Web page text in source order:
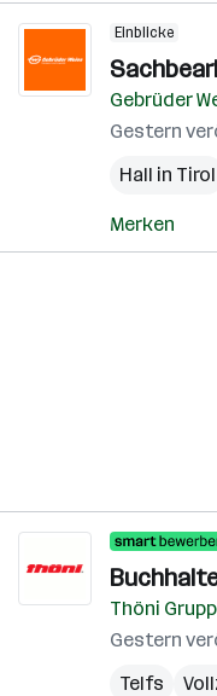
Einblicke
Gebrüder
Gestern
Hall in Tirol
Merken
Thöni
Gestern
Telfs